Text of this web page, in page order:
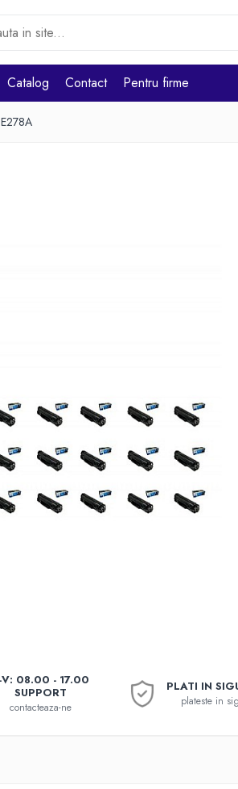
Catalog Contact Pentru firme
V: 08.00 - 17.00
SUPPORT
contacteaza-ne
PLATI IN
plateste in